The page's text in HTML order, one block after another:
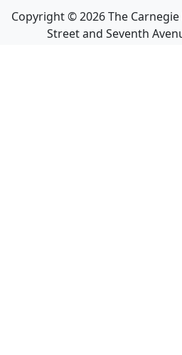
Copyright ©2026The
Street and Seventh